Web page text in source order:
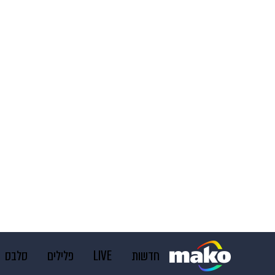
חדשות LIVE פלילים סלבס